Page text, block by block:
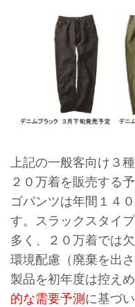
上記の一般客向け３
２０万着を販売する
ゴパンツは年間１４
す。スラックスタイ
多く、２０万着では
環境配慮（廃棄を出
製品を初年度は控え
的な需要予測に基づ